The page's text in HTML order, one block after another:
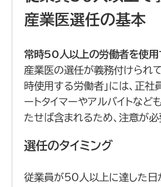
産業医選任の基本
常時50人以上の労働者を使用
産業医の選任が義務付けられて
時使用する労働者」には、正社
ートタイマーやアルバイトなど
たせば含まれるため、注意が必
選任のタイミング
従業員が50人以上に達した日